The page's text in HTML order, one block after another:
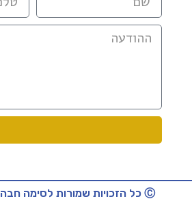
Ⓒ כל הזכויות שמורות לסימה חבה 2022. | תקנון